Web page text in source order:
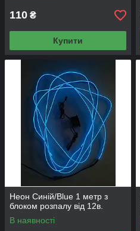
110 ₴
Купити
Неон Синій/Blue 1 метр з
блоком розпалу від 12в.
В наявності